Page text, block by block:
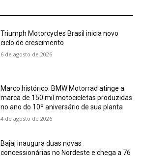
Triumph Motorcycles Brasil inicia novo
ciclo de crescimento
6 de agosto de 2026
Marco histórico: BMW Motorrad atinge a
marca de 150 mil motocicletas produzidas
no ano do 10º aniversário de sua planta
4 de agosto de 2026
Bajaj inaugura duas novas
concessionárias no Nordeste e chega a 76